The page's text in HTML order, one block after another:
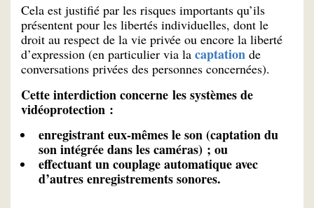
Cela est justifié par les risques importants qu’ils
présentent pour les libertés individuelles, dont le
droit au respect de la vie privée ou encore la liberté
d’expression (en particulier via la captation de
conversations privées des personnes concernées).
Cette interdiction concerne les systèmes de
vidéoprotection :
enregistrant eux-mêmes le son (captation du
son intégrée dans les caméras) ; ou
effectuant un couplage automatique avec
d’autres enregistrements sonores.